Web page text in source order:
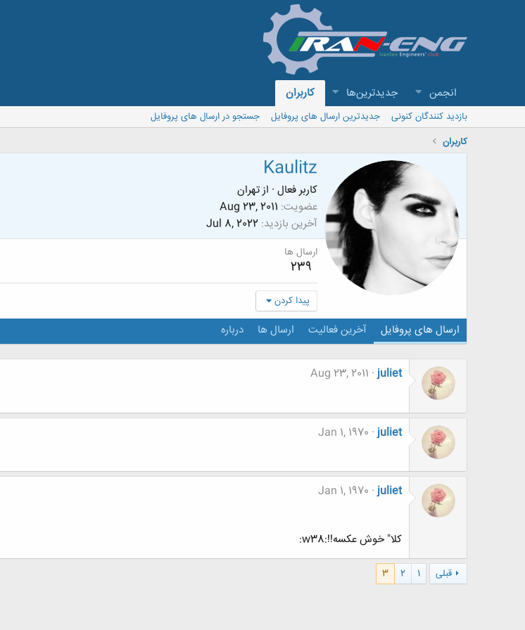
انجمن جدیدترین‌ها کاربران
بازدید کنندگان کنونی جدیدترین ارسال های پروفایل
جستجو در ارسال های پروفایل
کاربران
Kaulitz
کاربر فعال · ازتهران
عضویت Aug 23, 2011
آخرین بازدید Jul 8, 2022
ارسال ها
239
پیدا کردن
ارسال های پروفایل آخرین فعالیت ارسال ها درباره
juliet
Aug 23, 2011
juliet
Jan 1, 1970
juliet
Jan 1, 1970
کلا" خوش عکسه!!:w38:
قبلی 1
2
3